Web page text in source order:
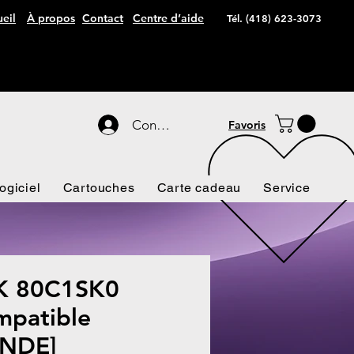
À propos Contact Centre d’aide Tél. (418) 623-3073
Connexion Favoris
Cartouches Carte cadeau Service
80C1SK0